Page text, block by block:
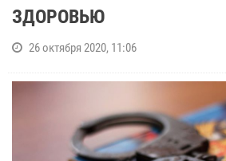
ЗДОРОВЬЮ
26 октября 2020, 11:06